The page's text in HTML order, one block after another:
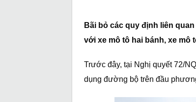
Bãi bỏ các quy định liên
với xe mô tô hai bánh, xe mô
Trước đây, tại Nghị quyết 72/
dụng đường bộ trên đầu